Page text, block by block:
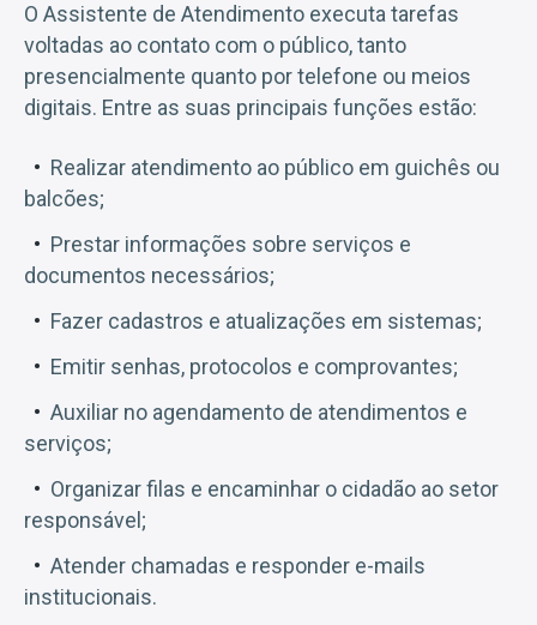
O Assistente de Atendimento executa tarefas
voltadas ao contato com o público, tanto
presencialmente quanto por telefone ou meios
digitais. Entre as suas principais funções estão:
Realizar atendimento ao público em guichês ou
balcões;
Prestar informações sobre serviços e
documentos necessários;
Fazer cadastros e atualizações em sistemas;
Emitir senhas, protocolos e comprovantes;
Auxiliar no agendamento de atendimentos e
serviços;
Organizar filas e encaminhar o cidadão ao setor
responsável;
Atender chamadas e responder e-mails
institucionais.